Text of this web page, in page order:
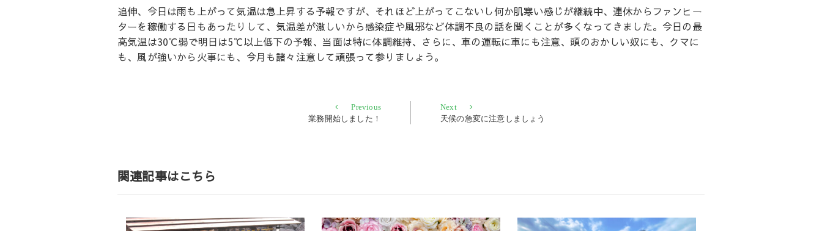
追伸、今日は雨も上がって気温は急上昇する予報ですが、それほど上がってこないし何か肌寒い感じが継続中、連休からファンヒー
ターを稼働する日もあったりして、気温差が激しいから感染症や風邪など体調不良の話を聞くことが多くなってきました。今日の最
高気温は30℃弱で明日は5℃以上低下の予報、当面は特に体調維持、さらに、車の運転に車にも注意、頭のおかしい奴にも、クマに
も、風が強いから火事にも、今月も諸々注意して頑張って参りましょう。
ゲ
ー
シ
ョ
PreviousPrevious
業務開始しました！
Next
post:
天候の急変に注意しましょう
関連記事はこちら